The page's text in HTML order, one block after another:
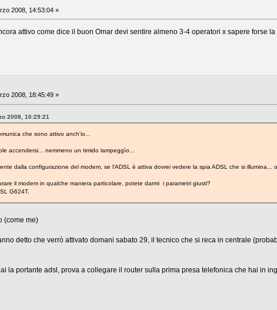
2008, 14:53:04 »
attivo come dice il buon Omar devi sentire almeno 3-4 operatori x sapere forse la
2008, 18:45:49 »
2008, 10:29:21
che sono attivo anch'io...
accendersi... nemmeno un timido lampeggìo...
dalla configurazione del modem, se l'ADSL è attiva dovrei vedere la spia ADSL che si illumina...
il modem in qualche maniera particolare, potete darmi i parametri giusti?
G624T.
(come me)
detto che verrò attivato domani sabato 29, il tecnico che si reca in centrale
la portante adsl, prova a collegare il router sulla prima presa telefonica che hai in